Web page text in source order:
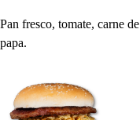
Pan fresco, tomate, carne
papa.